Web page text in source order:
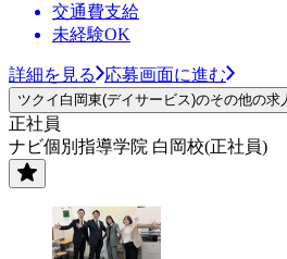
交通費支給
未経験OK
詳細を見る 応募画面に進む
ツクイ白岡東(デイサービス)のその他の求
正社員
ナビ個別指導学院 白岡校(正社員)